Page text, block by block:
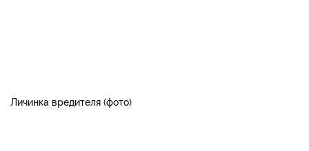
Личинка вредителя (фото)